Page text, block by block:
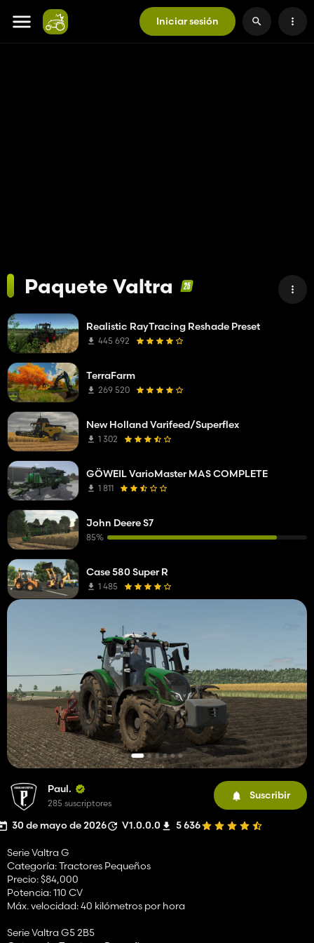
Iniciar sesión
Paquete Valtra
Paul.
285 suscriptores
Suscribir
30 de mayo de 2026 V1.0.0.0 5 636
Serie Valtra G
Categoría: Tractores Pequeños
Precio: $84,000
Potencia: 110 CV
Máx. velocidad: 40 kilómetros por hora
Serie Valtra G5 2B5
Realistic RayTracing Reshade Preset
445 692
TerraFarm
269 520
New Holland Varifeed/Superflex
1 302
GÖWEIL VarioMaster MAS COMPLETE
1 811
John Deere S7
85%
Case 580 Super R
1 485